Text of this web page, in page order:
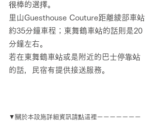
很棒的選擇。
里山Guesthouse Couture距離綾部車站
約35分鐘車程；東舞鶴車站的話則是20
分鐘左右。
若在東舞鶴車站或是附近的巴士停靠站
的話，民宿有提供接送服務。
▼關於本設施詳細資訊請點這裡ーーーーーーー